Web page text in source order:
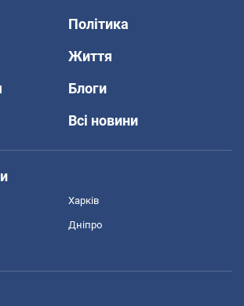
Політика
Життя
Блоги
Всі новини
Харків
Дніпро